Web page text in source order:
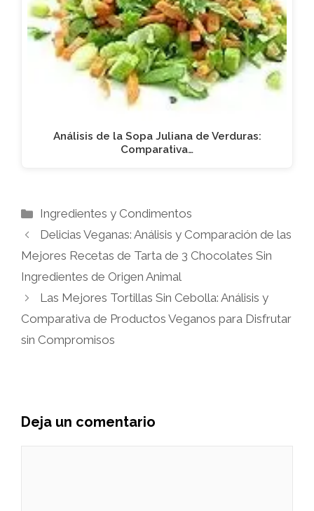
Análisis de la Sopa Juliana de Verduras:
Comparativa…
Categorías
Ingredientes y Condimentos
Delicias Veganas: Análisis y Comparación de las
Mejores Recetas de Tarta de 3 Chocolates Sin
Ingredientes de Origen Animal
Las Mejores Tortillas Sin Cebolla: Análisis y
Comparativa de Productos Veganos para Disfrutar
sin Compromisos
Deja un comentario